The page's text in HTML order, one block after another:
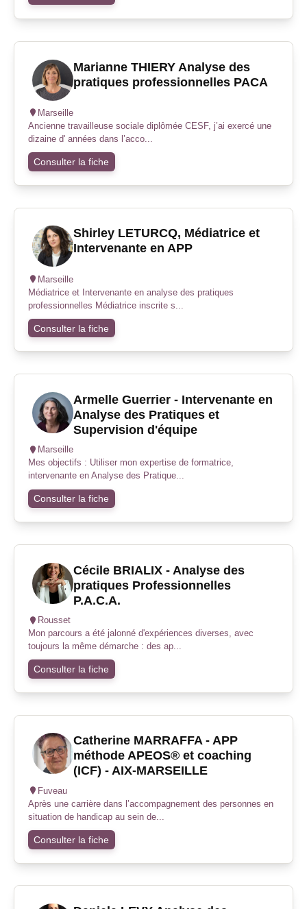
Marianne THIERY Analyse des
pratiques professionnelles PACA
Marseille
Ancienne travailleuse sociale diplômée CESF, j’ai exercé une
dizaine d' années dans l’acco...
Consulter la fiche
Shirley LETURCQ, Médiatrice et
Intervenante en APP
Marseille
Médiatrice et Intervenante en analyse des pratiques
professionnelles Médiatrice inscrite s...
Consulter la fiche
Armelle Guerrier - Intervenante en
Analyse des Pratiques et
Supervision d'équipe
Marseille
Mes objectifs : Utiliser mon expertise de formatrice,
intervenante en Analyse des Pratique...
Consulter la fiche
Cécile BRIALIX - Analyse des
pratiques Professionnelles
P.A.C.A.
Rousset
Mon parcours a été jalonné d'expériences diverses, avec
toujours la même démarche : des ap...
Consulter la fiche
Catherine MARRAFFA - APP
méthode APEOS® et coaching
(ICF) - AIX-MARSEILLE
Fuveau
Après une carrière dans l’accompagnement des personnes en
situation de handicap au sein de...
Consulter la fiche